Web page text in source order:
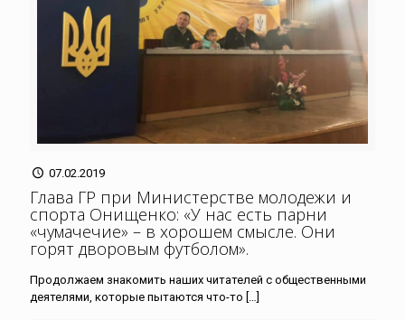
07.02.2019
Глава ГР при Министерстве молодежи и
спорта Онищенко: «У нас есть парни
«чумачечие» – в хорошем смысле. Они
горят дворовым футболом».
Продолжаем знакомить наших читателей с общественными
деятелями, которые пытаются что-то […]